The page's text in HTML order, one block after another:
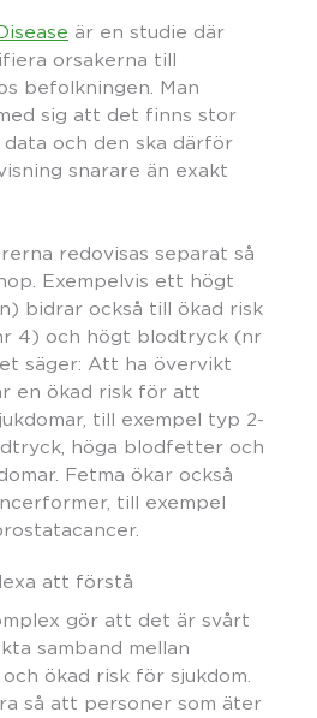
är en studie där
orsakerna till
befolkningen. Man
sig att det finns stor
och den ska därför
snarare än exakt
redovisas separat så
Exempelvis ett högt
bidrar också till ökad risk
4) och högt blodtryck (nr
säger: Att ha övervikt
en ökad risk för att
till exempel typ 2-
höga blodfetter och
Fetma ökar också
till exempel
att förstå
gör att det är svårt
samband mellan
ökad risk för sjukdom.
så att personer som äter